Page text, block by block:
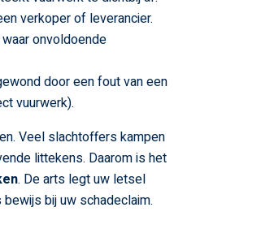
verkoper of leverancier.
waar onvoldoende
door een fout van een
vuurwerk).
Veel slachtoffers kampen
littekens. Daarom is het
. De arts legt uw letsel
bij uw schadeclaim.